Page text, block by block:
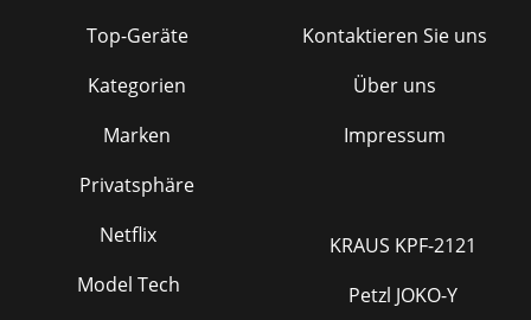
Top-Geräte
Kategorien
Marken
Privatsphäre
Kontaktieren Sie uns
Über uns
Impressum
Netflix
Model Tech
KRAUS KPF-2121
Petzl JOKO-Y